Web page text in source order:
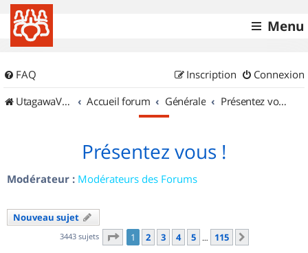
Menu
FAQ Connexion
Inscription
UtagawaVTT (Randos VTT et VTTAE avec traces GPS)
Accueil forum Générale Présentez vous !
Présentez vous !
Modérateur : Modérateurs des Forums
Nouveau sujet
3443 sujets Page 1sur 115
1 2 3 4 5 … 115